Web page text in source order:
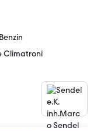
Benzin
Climatroni